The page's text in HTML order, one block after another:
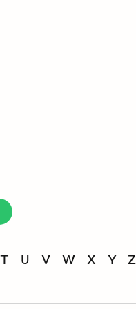
T U V W X Y Z